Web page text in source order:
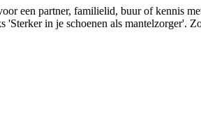
een partner, familielid, buur of kennis
'Sterker in je schoenen als mantelzorger'.